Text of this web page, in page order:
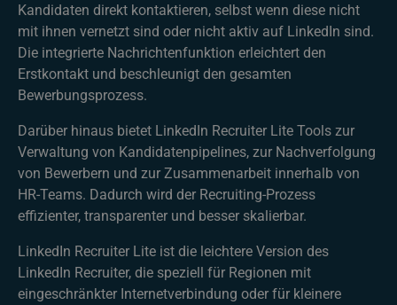
Kandidaten direkt kontaktieren, selbst wenn diese nicht
mit ihnen vernetzt sind oder nicht aktiv auf LinkedIn sind.
Die integrierte Nachrichtenfunktion erleichtert den
Erstkontakt und beschleunigt den gesamten
Bewerbungsprozess.
Darüber hinaus bietet LinkedIn Recruiter Lite Tools zur
Verwaltung von Kandidatenpipelines, zur Nachverfolgung
von Bewerbern und zur Zusammenarbeit innerhalb von
HR-Teams. Dadurch wird der Recruiting-Prozess
effizienter, transparenter und besser skalierbar.
LinkedIn Recruiter Lite ist die leichtere Version des
LinkedIn Recruiter, die speziell für Regionen mit
eingeschränkter Internetverbindung oder für kleinere